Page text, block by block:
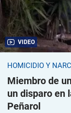
VIDEO
HOMICIDIO Y
Miembro de
un disparo en
Peñarol